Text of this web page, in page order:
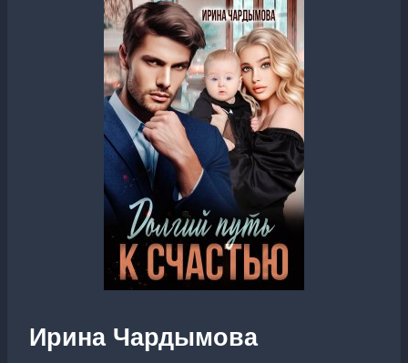
Ирина Чардымова